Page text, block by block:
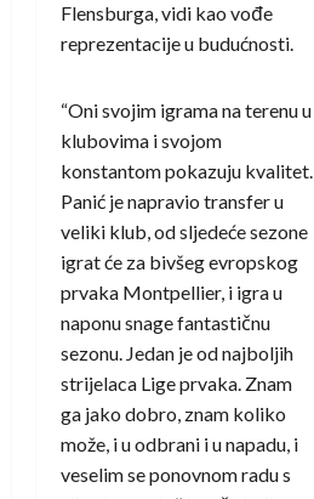
Flensburga, vidi kao vođe
reprezentacije u budućnosti.
“Oni svojim igrama na terenu u
klubovima i svojom
konstantom pokazuju kvalitet.
Panić je napravio transfer u
veliki klub, od sljedeće sezone
igrat će za bivšeg evropskog
prvaka Montpellier, i igra u
naponu snage fantastičnu
sezonu. Jedan je od najboljih
strijelaca Lige prvaka. Znam
ga jako dobro, znam koliko
može, i u odbrani i u napadu, i
veselim se ponovnom radu s